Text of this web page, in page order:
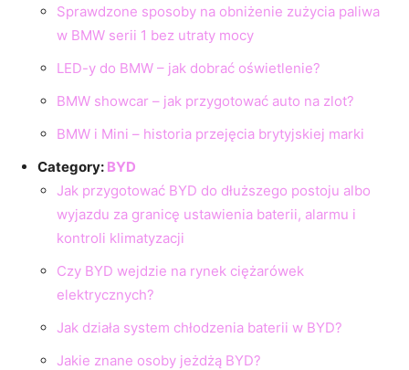
Sprawdzone sposoby na obniżenie zużycia paliwa
w BMW serii 1 bez utraty mocy
LED-y do BMW – jak dobrać oświetlenie?
BMW showcar – jak przygotować auto na zlot?
BMW i Mini – historia przejęcia brytyjskiej marki
Category: BYD
Jak przygotować BYD do dłuższego postoju albo
wyjazdu za granicę ustawienia baterii, alarmu i
kontroli klimatyzacji
Czy BYD wejdzie na rynek ciężarówek
elektrycznych?
Jak działa system chłodzenia baterii w BYD?
Jakie znane osoby jeżdżą BYD?